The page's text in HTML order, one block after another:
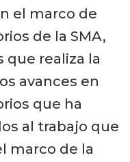
el marco de
de la SMA,
que realiza la
avances en
que ha
al trabajo que
marco de la